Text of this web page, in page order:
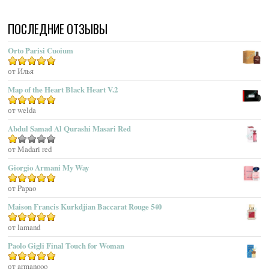
Acqua Di Sardegna
Acqua Di Stresa
Adam Levine
Adamo Parfum
Adidas
Adolfo Dominguez
Adrienne Vittadini
Aedes De Venustas
Aerin Lauder
Aether
Affinessence
Afnan Perfumes
Agatha Ruiz De La Prada
Agatho Parfum
Agent Provocateur
Agnes B
ПОСЛЕДНИЕ ОТЗЫВЫ
Orto Parisi Cuoium
Оценка
от Илья
Map of the Heart Black Heart V.2
Оценка5
от welda
Abdul Samad Al Qurashi Masari Red
Оценка
1
из
5
от Madari red
Giorgio Armani My Way
Оценка5
от Papao
Maison Francis Kurkdjian Baccarat Rouge 540
Оценка5из 5
от lamand
Paolo Gigli Final Touch for Woman
Оценка5из 5
от armanooo